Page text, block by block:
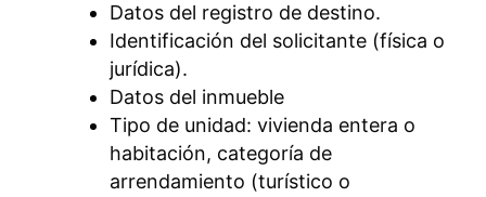
Datos del registro de destino.
Identificación del solicitante (física o
jurídica).
Datos del inmueble
Tipo de unidad: vivienda entera o
habitación, categoría de
arrendamiento (turístico o